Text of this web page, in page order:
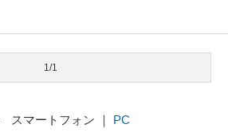
1/1
スマートフォン ｜ PC